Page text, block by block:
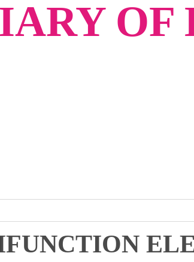
OF